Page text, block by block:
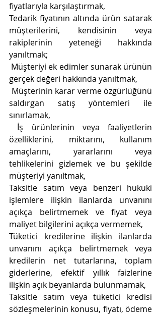
fiyatlarıyla karşılaştırmak,
Tedarik fiyatının altında ürün satarak
müşterilerini, kendisinin veya
rakiplerinin yeteneği hakkında
yanıltmak;
Müşteriyi ek edimler sunarak ürünün
gerçek değeri hakkında yanıltmak,
Müşterinin karar verme özgürlüğünü
saldırgan satış yöntemleri ile
sınırlamak,
İş ürünlerinin veya faaliyetlerin
özelliklerini, miktarını, kullanım
amaçlarını, yararlarını veya
tehlikelerini gizlemek ve bu şekilde
müşteriyi yanıltmak,
Taksitle satım veya benzeri hukuki
işlemlere ilişkin ilanlarda unvanını
açıkça belirtmemek ve fiyat veya
maliyet bilgilerini açıkça vermemek,
Tüketici kredilerine ilişkin ilanlarda
unvanını açıkça belirtmemek veya
kredilerin net tutarlarına, toplam
giderlerine, efektif yıllık faizlerine
ilişkin açık beyanlarda bulunmamak,
Taksitle satım veya tüketici kredisi
sözleşmelerinin konusu, fiyatı, ödeme